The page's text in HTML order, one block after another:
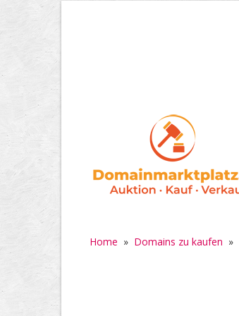
Home » Domains zu kaufen »